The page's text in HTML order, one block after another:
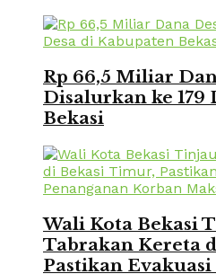
Rp 66,5 Miliar
Disalurkan ke 179
Bekasi
Wali Kota Bekasi
Tabrakan Kereta
Pastikan